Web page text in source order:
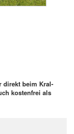
direkt beim Kral-
kostenfrei als